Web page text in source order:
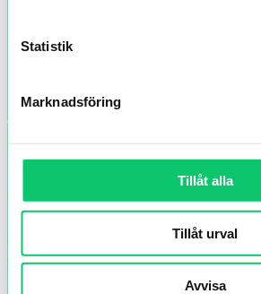
Statistik
Marknadsföring
Tillåt alla
Tillåt urval
Avvisa
E-post